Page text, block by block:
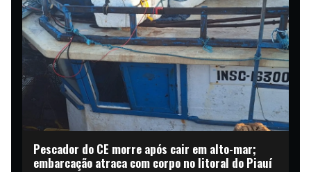
Pescador do CE morre após cair em alto-mar;
embarcação atraca com corpo no litoral do Piauí